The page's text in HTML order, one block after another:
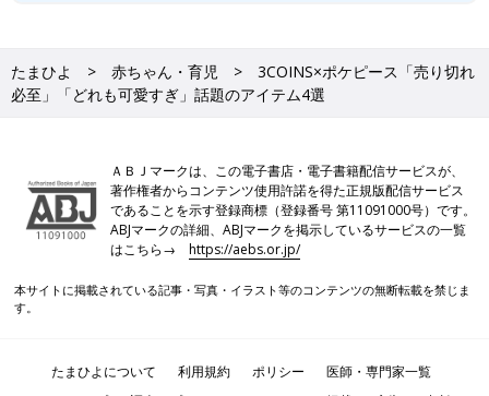
たまひよ 赤ちゃん・育児
3COINS×ポケピース「売り切れ
必至」「どれも可愛すぎ」話題のアイテム4選
ＡＢＪマークは、この電子書店・電子書籍配信サービスが、
著作権者からコンテンツ使用許諾を得た正規版配信サービス
であることを示す登録商標（登録番号 第11091000号）です。
ABJマークの詳細、ABJマークを掲示しているサービスの一覧
はこちら→https://aebs.or.jp/
本サイトに掲載されている記事・写真・イラスト等のコンテンツの無断転載を禁じま
す。
たまひよについて 利用規約 ポリシー
医師・専門家一覧